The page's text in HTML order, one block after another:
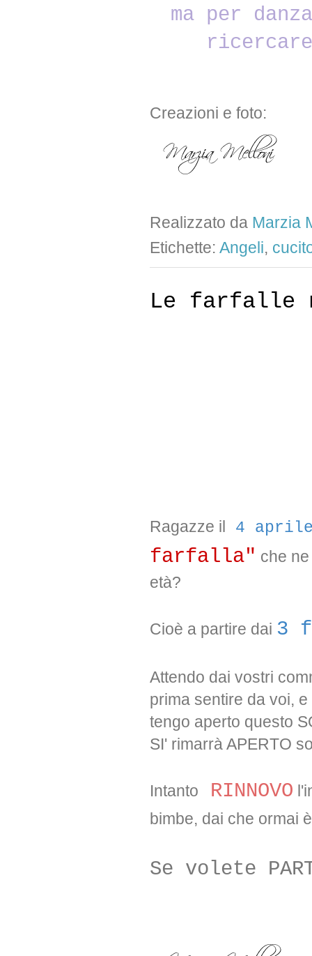
ma per
Creazioni e foto:
Realizzato da Marzia
Etichette: Angeli,
Le farfalle
Ragazze il 4
farfalla" che
età?
Cioè a partire dai 3
Attendo dai vostri
prima sentire da voi,
tengo aperto questo
SI' rimarrà APERTO
Intanto RINNOVO
bimbe, dai che ormai
Se volete